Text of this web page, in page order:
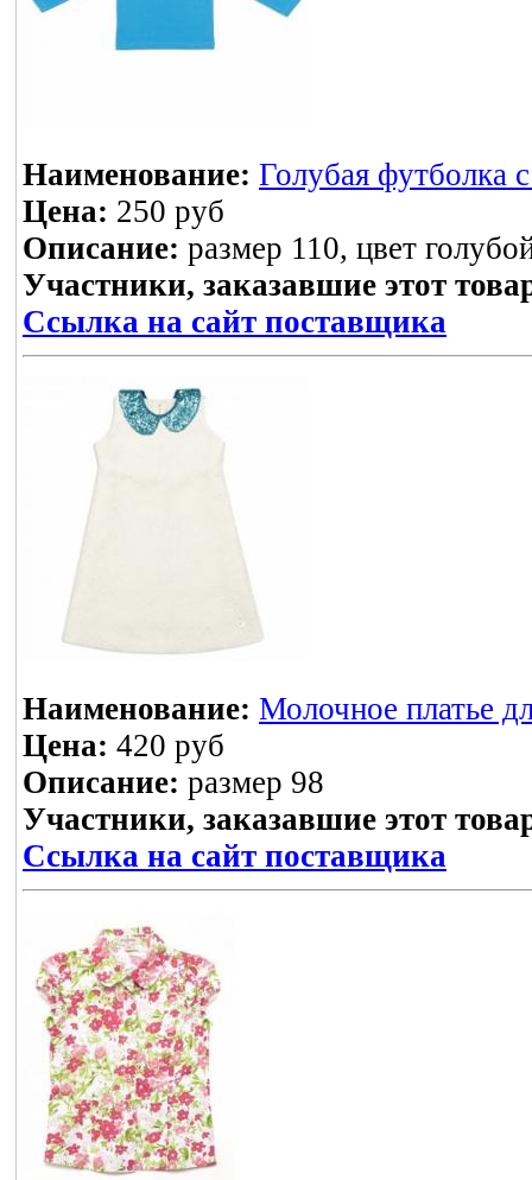
Наименование: Голубая футболка
Цена: 250 руб
Описание: размер 110, цвет
Участники, заказавшие этот
Ссылка на сайт поставщика
Наименование: Молочное платье
Цена: 420 руб
Описание: размер 98
Участники, заказавшие этот
Ссылка на сайт поставщика